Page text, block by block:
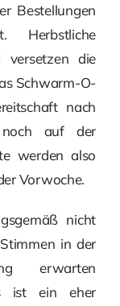
Bestellungen
Herbstliche
versetzen die
Schwarm-O-
nach
noch auf der
werden also
Vorwoche.
nicht
in der
erwarten
ist ein eher